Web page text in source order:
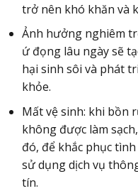
trở nên khó khăn và
Ảnh hưởng nghiêm
ứ đọng lâu ngày sẽ
hại sinh sôi và phát
khỏe.
Mất vệ sinh: khi bồn
không được làm
đó, để khắc phục
sử dụng dịch vụ
tín.